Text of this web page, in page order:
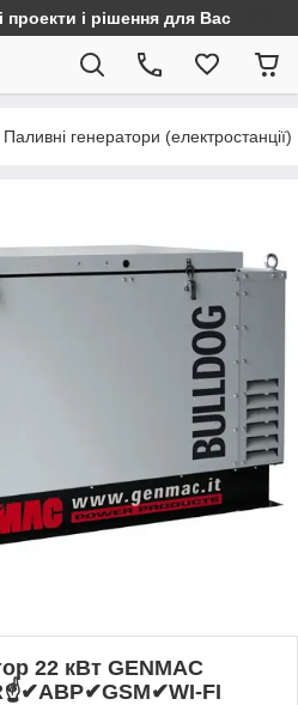
проекти і рішення для Вас
Паливні генератори (електростанції)
22 кВт GENMAC
FI